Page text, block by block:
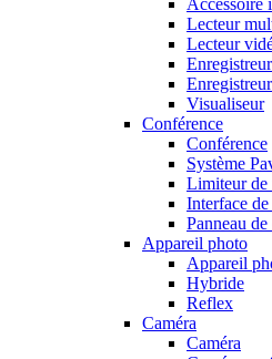
Accessoire
Lecteur
Lecteur
Visualiseur
Conférence
Conférence
Système
Limiteur de
Interface
Panneau
Appareil photo
Appareil
Hybride
Reflex
Caméra
Caméra